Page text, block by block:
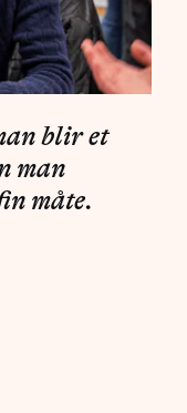
blir et
man
måte.